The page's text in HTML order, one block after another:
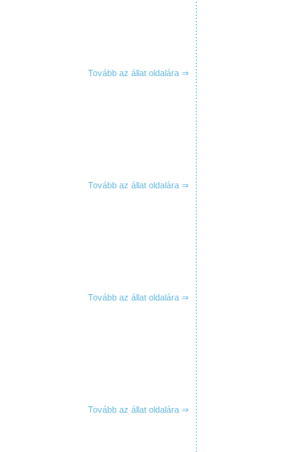
Tovább az állat oldalára ⇒
Tovább az állat oldalára ⇒
Tovább az állat oldalára ⇒
Tovább az állat oldalára ⇒